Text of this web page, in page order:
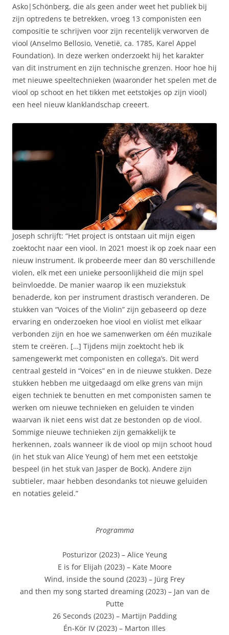
Asko|Schönberg, die als geen ander weet het publiek bij
zijn optredens te betrekken, vroeg 13 componisten een
compositie te schrijven voor zijn recentelijk verworven de
viool (Anselmo Bellosio, Venetië, ca. 1785, Karel Appel
Foundation). In deze werken onderzoekt hij het karakter
van dit instrument en zijn technische grenzen. Hoor hoe hij
met nieuwe speeltechnieken (waaronder het spelen met de
viool op schoot en het tikken met eetstokjes op zijn viool)
een heel nieuw klanklandschap creeert.
Joseph schrijft: “Het project is ontstaan ​​uit mijn eigen
zoektocht naar een viool. In 2021 moest ik op zoek naar een
nieuw instrument. Ik probeerde meer dan 80 verschillende
violen, elk met een unieke persoonlijkheid die mijn spel
beïnvloedde. De manier waarop ik een muziekstuk
benaderde, kon per instrument drastisch veranderen. De
stukken van “Voices of the Violin” zijn gebaseerd op deze
ervaring en onderzoeken hoe viool en violist met elkaar
verbonden zijn en hoe we samenwerken om één muzikale
stem te creëren. […] Tijdens mijn zoektocht heb ik
samengewerkt met componisten en collega’s. Dit werd
centraal gesteld in “Voices” en in de nieuwe stukken. Deze
stukken hebben me uitgedaagd om elke grens van mijn
eigen techniek te benutten en met componisten samen te
werken om nieuwe technieken en geluiden te vinden
waarvan ik niet eens wist dat ze bestonden op de viool.
Sommige nieuwe technieken zijn gemakkelijk te
herkennen, zoals wanneer ik de viool op mijn schoot houd
(in het stuk van Alice Yeung) of hem met een eetstokje
bespeel (in het stuk van Jasper de Bock). Andere zijn
subtieler, maar hebben desondanks tot nieuwe geluiden
en notaties geleid.”
Programma
Posturizor (2023) – Alice Yeung
E is for Elijah (2023) – Kate Moore
Wind, inside the sound (2023) – Jürg Frey
and then my song started dreaming (2023) – Jan van de
Putte
26 Seconds (2023) – Martijn Padding
Én-Kör IV (2023) – Marton Illes